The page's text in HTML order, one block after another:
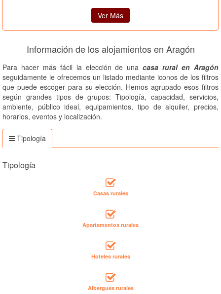
Ver Más
Información de los alojamientos en Aragón
Para hacer más fácil la elección de unacasa rural en Aragón
seguidamente le ofrecemos un listado mediante iconos de los filtros
que puede escoger para su elección. Hemos agrupado esos filtros
según grandes tipos de grupos: Tipología, capacidad, servicios,
ambiente, público ideal, equipamientos, tipo de alquiler, precios,
horarios, eventos y localización.
Tipología
Tipología
Casas rurales
Apartamentos rurales
Hoteles rurales
Albergues rurales